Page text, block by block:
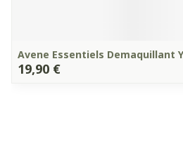
Avene Essentiels Demaquillant
19,90 €